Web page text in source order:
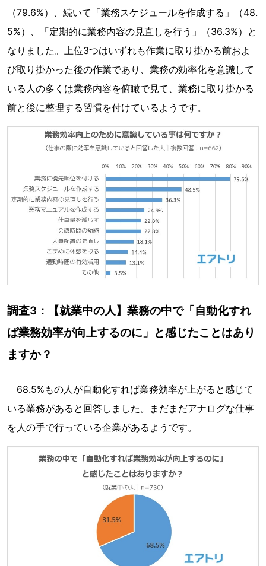
（79.6%）、続いて「業務スケジュールを作成する」（48.
5%）、「定期的に業務内容の見直しを行う」（36.3%）と
なりました。上位3つはいずれも作業に取り掛かる前およ
び取り掛かった後の作業であり、業務の効率化を意識して
いる人の多くは業務内容を俯瞰で見て、業務に取り掛かる
前と後に整理する習慣を付けているようです。
調査3：【就業中の人】業務の中で「自動化すれ
ば業務効率が向上するのに」と感じたことはあり
ますか？
68.5%もの人が自動化すれば業務効率が上がると感じて
いる業務があると回答しました。まだまだアナログな仕事
を人の手で行っている企業があるようです。